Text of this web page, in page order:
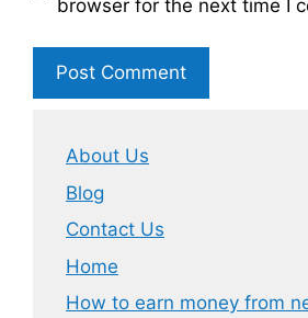
browser for the next time I
About Us
Blog
Contact Us
Home
How to earn money from